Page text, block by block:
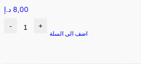
8,00 د.إ
- +
اضف الى السلة